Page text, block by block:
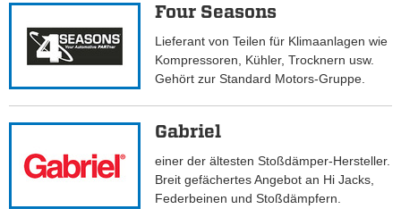
Four Seasons
Lieferant von Teilen für Klimaanlagen wie
Kompressoren, Kühler, Trocknern usw.
Gehört zur Standard Motors-Gruppe.
Gabriel
einer der ältesten Stoßdämper-Hersteller.
Breit gefächertes Angebot an Hi Jacks,
Federbeinen und Stoßdämpfern.